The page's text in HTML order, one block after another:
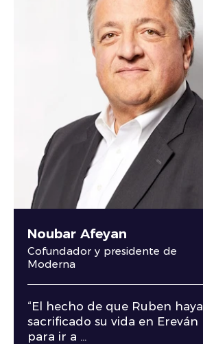
Noubar Afeyan
Cofundador y presidente de
Moderna
“El hecho de que Ruben haya
sacrificado su vida en Ereván
para ir a ...